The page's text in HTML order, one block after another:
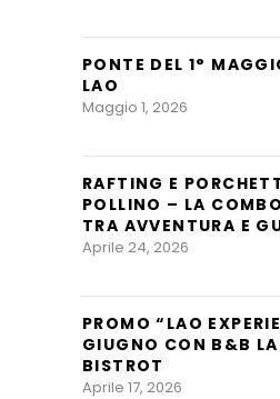
PONTE DEL 1°
LAO
Maggio 1, 2026
RAFTING E
POLLINO – LA
TRA AVVENTURA E
Aprile 24, 2026
PROMO “LAO
GIUGNO CON B&B
BISTROT
Aprile 17, 2026